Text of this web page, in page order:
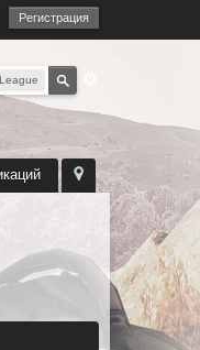
Регистрация